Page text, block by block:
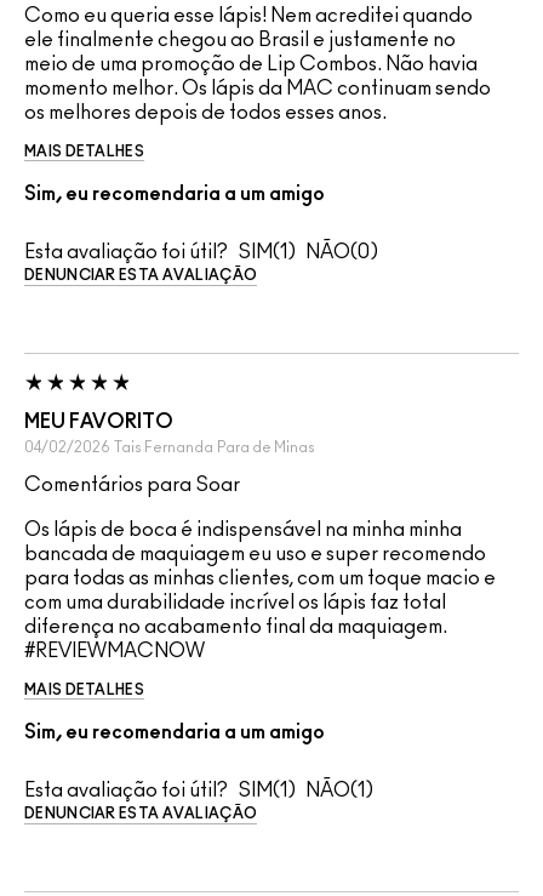
Como eu queria esse lápis! Nem acreditei quando
ele finalmente chegou ao Brasil e justamente no
meio de uma promoção de Lip Combos. Não havia
momento melhor. Os lápis da MAC continuam sendo
os melhores depois de todos esses anos.
MAIS DETALHES
Sim, eu recomendaria a um amigo
Esta avaliação foi útil? 1 0
DENUNCIAR ESTA AVALIAÇÃO
MEU FAVORITO
04/02/2026 Tais Fernanda Para de Minas
Comentários para Soar
Os lápis de boca é indispensável na minha minha
bancada de maquiagem eu uso e super recomendo
para todas as minhas clientes, com um toque macio e
com uma durabilidade incrível os lápis faz total
diferença no acabamento final da maquiagem.
#REVIEWMACNOW
MAIS DETALHES
Sim, eu recomendaria a um amigo
Esta avaliação foi útil? 1 1
DENUNCIAR ESTA AVALIAÇÃO